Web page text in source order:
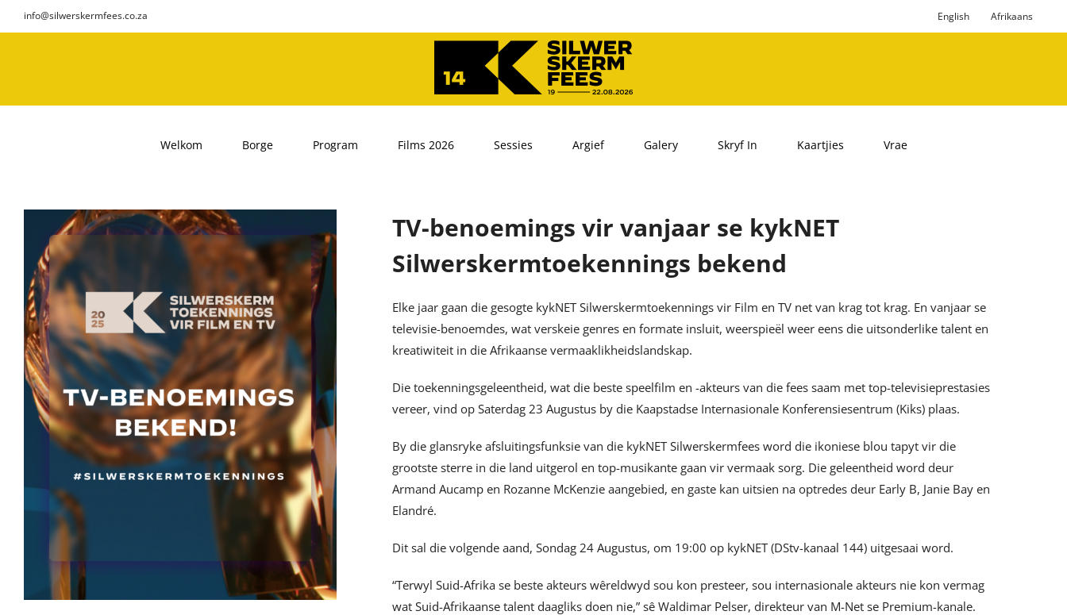
to
info@silwerskermfees.co.za English Afrikaans
Welkom Borge Program Films 2026 Sessies Argief Galery Skryf In Kaartjies Vrae
TV-benoemings vir vanjaar se kykNET
Silwerskermtoekennings bekend
Elke jaar gaan die gesogte kykNET Silwerskermtoekennings vir Film en TV net van krag tot krag. En vanjaar se
televisie-benoemdes, wat verskeie genres en formate insluit, weerspieël weer eens die uitsonderlike talent en
kreatiwiteit in die Afrikaanse vermaaklikheidslandskap.
Die toekenningsgeleentheid, wat die beste speelfilm en -akteurs van die fees saam met top-televisieprestasies
vereer, vind op Saterdag 23 Augustus by die Kaapstadse Internasionale Konferensiesentrum (Kiks) plaas.
By die glansryke afsluitingsfunksie van die kykNET Silwerskermfees word die ikoniese blou tapyt vir die
grootste sterre in die land uitgerol en top-musikante gaan vir vermaak sorg. Die geleentheid word deur
Armand Aucamp en Rozanne McKenzie aangebied, en gaste kan uitsien na optredes deur Early B, Janie Bay en
Elandré.
Dit sal die volgende aand, Sondag 24 Augustus, om 19:00 op kykNET (DStv-kanaal 144) uitgesaai word.
“Terwyl Suid-Afrika se beste akteurs wêreldwyd sou kon presteer, sou internasionale akteurs nie kon vermag
wat Suid-Afrikaanse talent daagliks doen nie,” sê Waldimar Pelser, direkteur van M-Net se Premium-kanale.